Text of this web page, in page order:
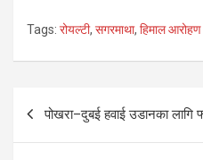
Tags: रोयल्टी, सगरमाथा, हिमाल आरोहण
Post
navigation
पोखरा–दुबई हवाई उडानका लागि